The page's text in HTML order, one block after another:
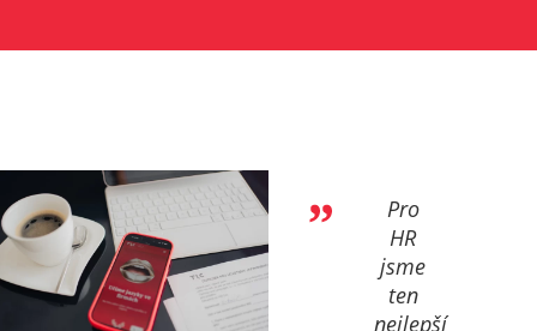
Pro
HR
jsme
ten
nejlepší